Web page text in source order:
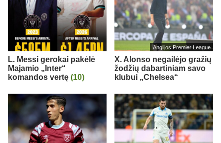
L. Messi gerokai pakėlė
Majamio „Inter“
komandos vertę (10)
Anglijos Premier League
X. Alonso negailėjo gražių
žodžių dabartiniam savo
klubui „Chelsea“